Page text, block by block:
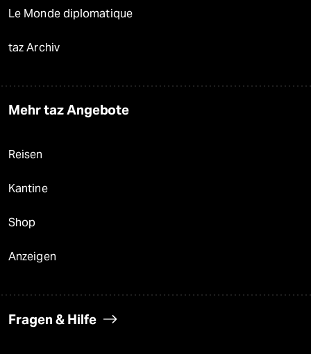
Le Monde diplomatique
taz Archiv
Mehr taz Angebote
Reisen
Kantine
Shop
Anzeigen
Fragen & Hilfe